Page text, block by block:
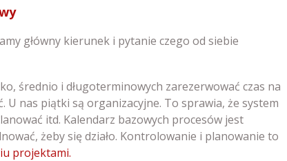
główny kierunek i pytanie czego od siebie
średnio i długoterminowych zarezerwować czas na
U nas piątki są organizacyjne. To sprawia, że system
itd. Kalendarz bazowych procesów jest
żeby się działo. Kontrolowanie i planowanie to
projektami.